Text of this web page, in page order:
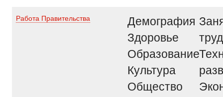
Работа Правительства
Демография
Здоровье
Образование
Культура
Общество
труд